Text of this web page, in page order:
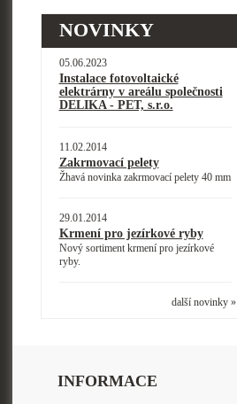
NOVINKY
05.06.2023
Instalace fotovoltaické
elektrárny v areálu společnosti
DELIKA - PET, s.r.o.
11.02.2014
Zakrmovací pelety
Žhavá novinka zakrmovací pelety 40 mm
29.01.2014
Krmení pro jezírkové ryby
Nový sortiment krmení pro jezírkové
ryby.
další novinky »
INFORMACE